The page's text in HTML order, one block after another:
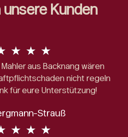
Kunden
★ ★ ★
aus Backnang wären
nicht regeln
für eure Unterstützung!
Strauß
★ ★ ★